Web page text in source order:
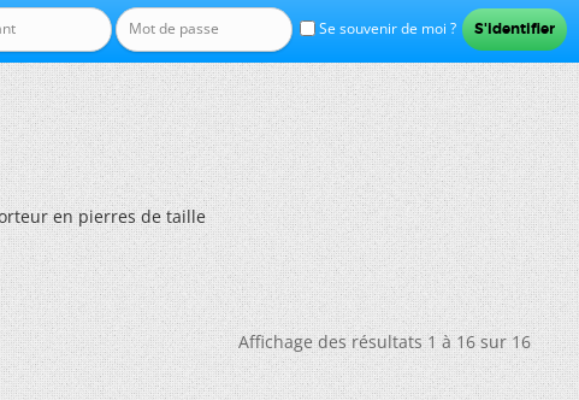
Se souvenir de moi ?
en pierres de taille
Affichage des résultats 1 à 16 sur 16